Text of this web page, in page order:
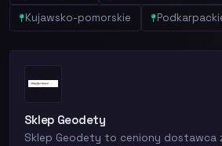
Kujawsko-pomorskie
Sklep Geodety
Sklep Geodety to ceniony dostawca